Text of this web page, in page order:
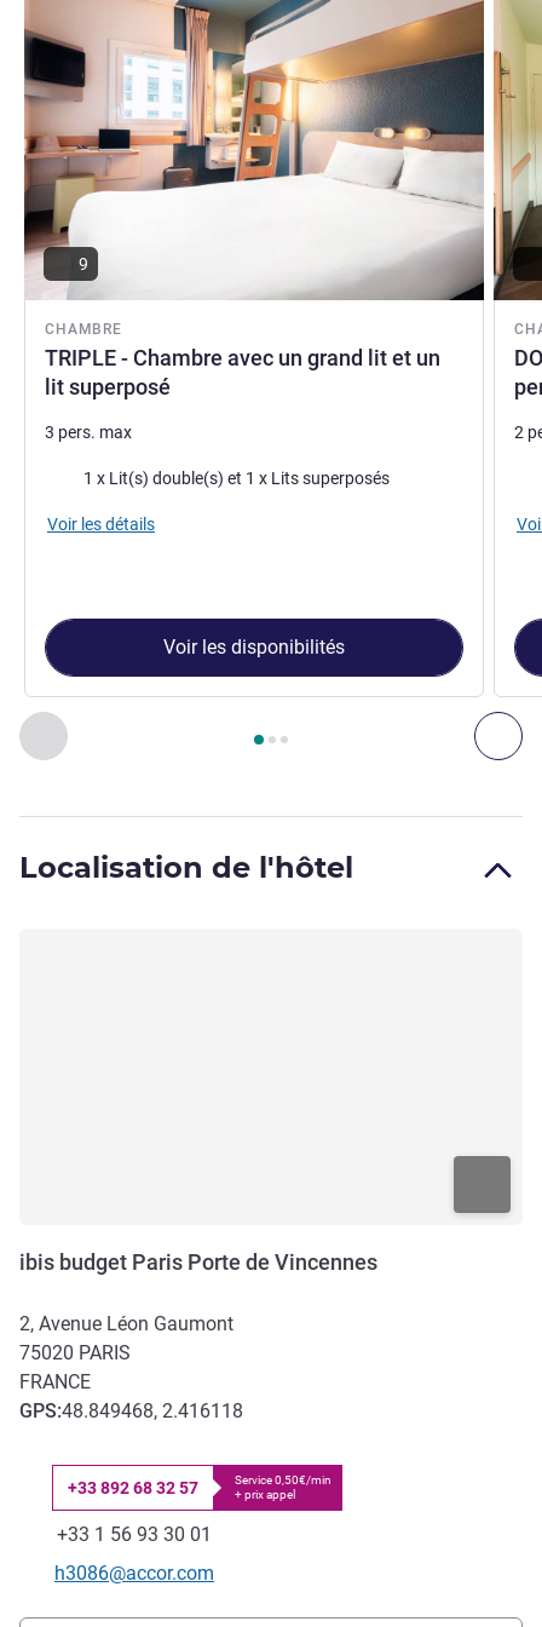
Une bagagerie est disponible gratuitement à condition que
le bagage soit verrouillé (cadenas ou code), associé à un
ticket remis par l'équipe. Non accessible en dehors du
séjour.
Laurent MAGDELON, Direction de l'hôtel
Précédent - Chambre
Page , Chambre 1 : TRIPLE - Chambre avec un
CHAMBRE
TRIPLE - Chambre avec un grand lit et un
lit superposé
9
3 pers. max
Literie 1 x Lit(s) double(s) et 1 x Lits superposés
Voir les détails
Voir les disponibilités
2
Localisation de l'hôtel
ibis budget Paris Porte de Vincennes
2, Avenue Léon Gaumont
75020 PARIS
FRANCE
GPS:48.849468, 2.416118
Téléphone
+33 892 68 32 57
Service 0,50€/min
+ prix appel
Fax
+33 1 56 93 30 01
Email de contact
h3086@accor.com